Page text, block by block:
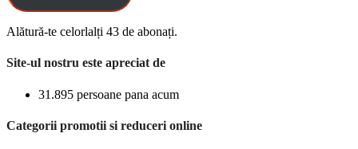
Alătură-te celorlalți 43 de abonați.
Site-ul nostru este apreciat de
31.895 persoane pana acum
Categorii promotii si reduceri online